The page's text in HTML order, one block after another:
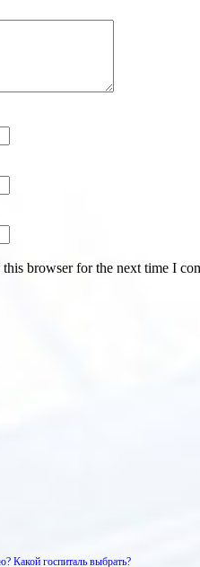
browser for the next time I
Какой госпиталь выбрать?